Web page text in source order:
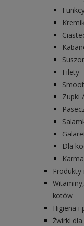
Filety
Zupki
Dla
Produkty
kotów
Higiena i
Żwirki